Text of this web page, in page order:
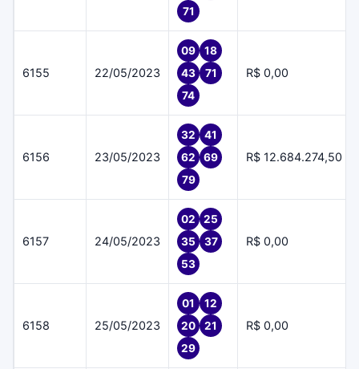
71
6155 22/05/2023
09
18
43
71
74
R$ 0,00
6156 23/05/2023
32
41
62
69
79
R$ 12.684.274,50
6157 24/05/2023
02
25
35
37
53
R$ 0,00
6158 25/05/2023
01
12
20
21
29
R$ 0,00